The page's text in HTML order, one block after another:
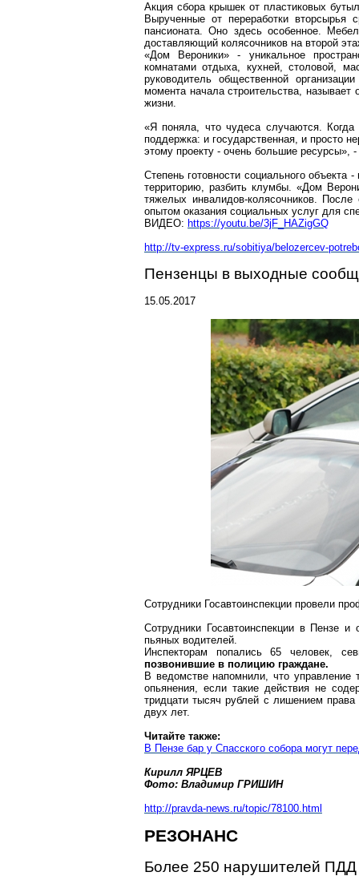
Акция сбора крышек от пластиковых
Вырученные от переработки вторсырья
пансионата. Оно здесь особенное.
доставляющий колясочников на второй
«Дом Вероники» - уникальное
комнатами отдыха, кухней, столовой,
руководитель общественной
момента начала строительства,
жизни.
«Я поняла, что чудеса случаются.
поддержка: и государственная, и просто
этому проекту - очень большие ресурсы», -
Степень готовности социального объекта
территорию, разбить клумбы. «Дом
тяжелых инвалидов-колясочников.
опытом оказания социальных услуг для
ВИДЕО: https://youtu.be/3jF_HAZigGQ
http://tv-express.ru/sobitiya/belozercev-
Пензенцы в выходные
15.05.2017
Сотрудники Госавтоинспекции провели
Сотрудники Госавтоинспекции в Пензе
пьяных водителей.
Инспекторам попались 65 человек,
позвонившие в полицию граждане.
В ведомстве напомнили, что управление
опьянения, если такие действия не
тридцати тысяч рублей с лишением
двух лет.
Читайте также:
В Пензе бар у Спасского собора могут
Кирилл ЯРЦЕВ
Фото: Владимир ГРИШИН
http://pravda-news.ru/topic/78100.html
РЕЗОНАНС
Более 250 нарушителей